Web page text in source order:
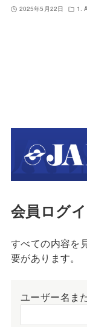
2025年5月22日 1.
会員ログ
すべての内容を
要があります。
ユーザー名ま